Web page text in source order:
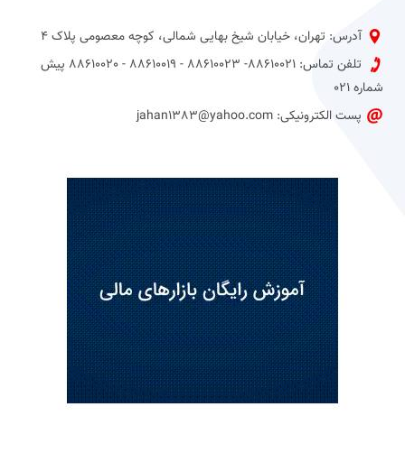
آدرس: تهران، خیابان شیخ بهایی شمالی، کوچه معصومی پلاک 4
تلفن تماس: 88610021- 88610023 - 88610019 - 88610020 پیش
شماره 021
پست الکترونیکی: jahan1383@yahoo.com